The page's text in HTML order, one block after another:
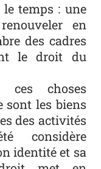
temps : une
en
des cadres
le droit du
ces choses
sont les biens
des activités
considère
identité et sa